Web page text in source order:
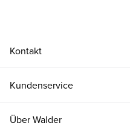
Kontakt
Kundenservice
Über Walder